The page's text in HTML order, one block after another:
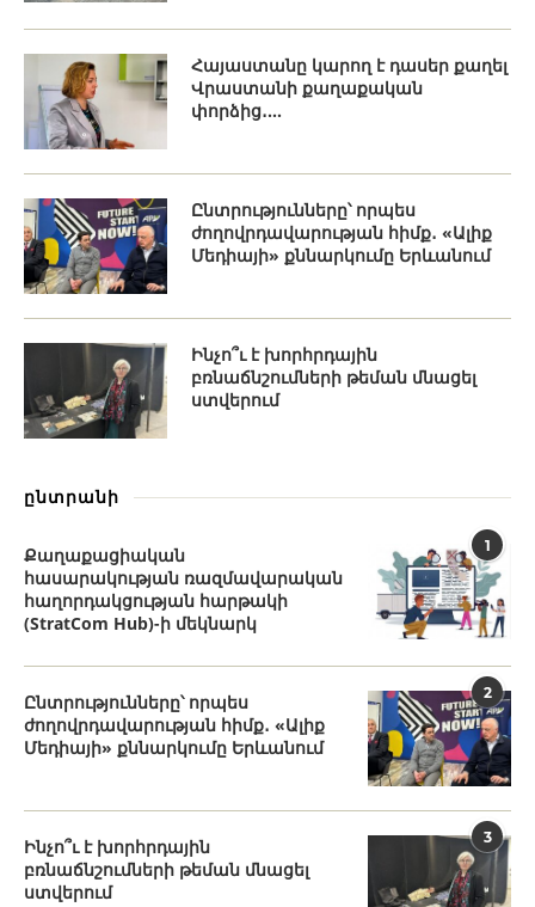
Հայաստանը կարող է դասեր քաղել
Վրաստանի քաղաքական
փորձից․...
Ընտրությունները՝ որպես
ժողովրդավարության հիմք․ «Ալիք
Մեդիայի» քննարկումը Երևանում
Ինչո՞ւ է խորհրդային
բռնաճնշումների թեման մնացել
ստվերում
ընտրանի
1
Քաղաքացիական
հասարակության ռազմավարական
հաղորդակցության հարթակի
(StratCom Hub)-ի մեկնարկ
2
Ընտրությունները՝ որպես
ժողովրդավարության հիմք․ «Ալիք
Մեդիայի» քննարկումը Երևանում
3
Ինչո՞ւ է խորհրդային
բռնաճնշումների թեման մնացել
ստվերում